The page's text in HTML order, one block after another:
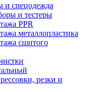
и спецодежда
и тестеры
PPR
металлопластика
сшитого
резки и